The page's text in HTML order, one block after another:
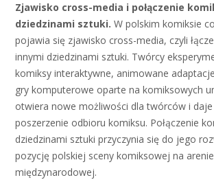
Zjawisko cross-media i połączenie
dziedzinami sztuki. W polskim komiksie
pojawia się zjawisko cross-media, czyli
innymi dziedzinami sztuki. Twórcy
komiksy interaktywne, animowane
gry komputerowe oparte na komiksowych
otwiera nowe możliwości dla twórców i daje
poszerzenie odbioru komiksu. Połączenie
dziedzinami sztuki przyczynia się do jego
pozycję polskiej sceny komiksowej na arenie
międzynarodowej.